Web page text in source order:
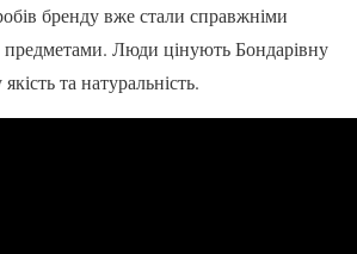
бренду вже стали справжніми
предметами. Люди цінують Бондарівну
та натуральність.